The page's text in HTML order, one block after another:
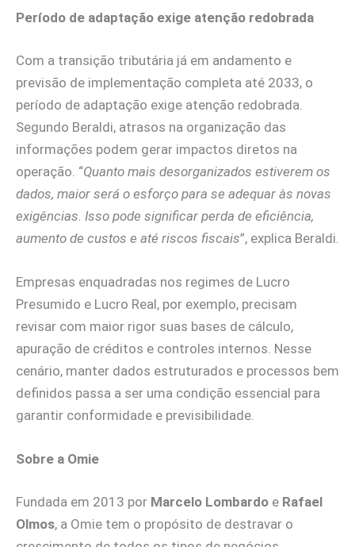
Período de adaptação exige atenção redobrada
Com a transição tributária já em andamento e
previsão de implementação completa até 2033, o
período de adaptação exige atenção redobrada.
Segundo Beraldi, atrasos na organização das
informações podem gerar impactos diretos na
operação. “Quanto mais desorganizados estiverem os
dados, maior será o esforço para se adequar às novas
exigências. Isso pode significar perda de eficiência,
aumento de custos e até riscos fiscais”, explica Beraldi.
Empresas enquadradas nos regimes de Lucro
Presumido e Lucro Real, por exemplo, precisam
revisar com maior rigor suas bases de cálculo,
apuração de créditos e controles internos. Nesse
cenário, manter dados estruturados e processos bem
definidos passa a ser uma condição essencial para
garantir conformidade e previsibilidade.
Sobre a Omie
Fundada em 2013 por Marcelo Lombardo e Rafael
Olmos, a Omie tem o propósito de destravar o